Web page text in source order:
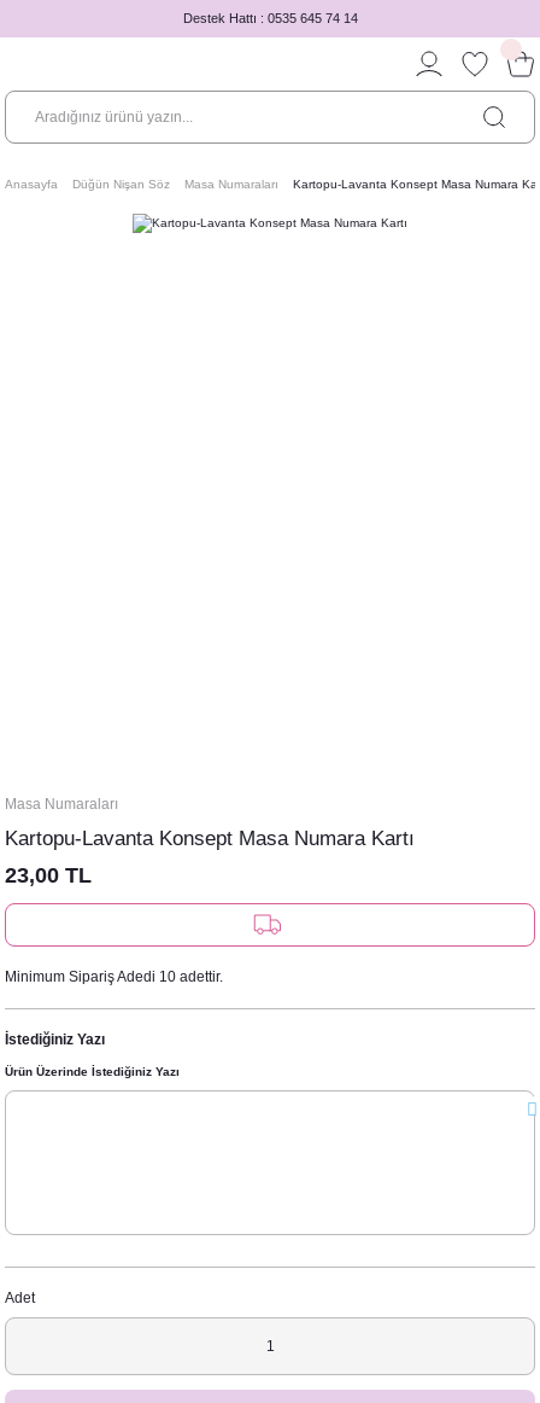
Destek Hattı : 0535 645 74 14
Anasayfa Düğün Nişan Söz Masa Numaraları Kartopu-Lavanta Konsept Masa Numara
Masa Numaraları
Kartopu-Lavanta Konsept Masa Numara Kartı
23,00 TL
Minimum Sipariş Adedi 10 adettir.
İstediğiniz Yazı
Ürün Üzerinde İstediğiniz Yazı
Adet